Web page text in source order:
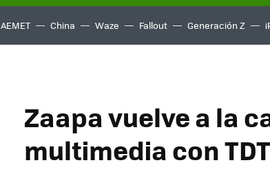
AEMET China Waze Fallout Generación Z
Zaapa vuelve a la
multimedia con